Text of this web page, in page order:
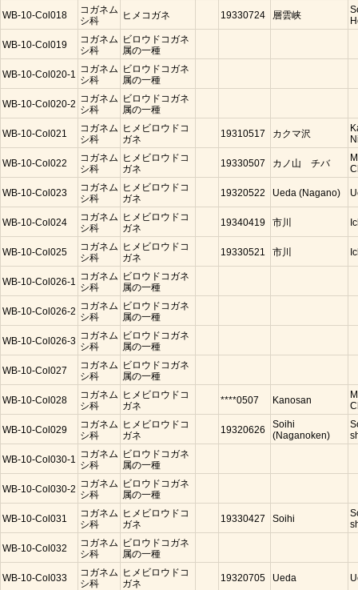
WB-10-Col018
コガネム
シ科
ヒメコガネ 19330724 層雲峡
WB-10-Col019
コガネム
シ科
ビロウドコガネ
属の一種
WB-10-Col020-1 コガネム
シ科
ビロウドコガネ
属の一種
WB-10-Col020-2 コガネム
シ科
ビロウドコガネ
属の一種
WB-10-Col021
コガネム
シ科
ヒメビロウドコ
ガネ
19310517 カクマ沢
WB-10-Col022
コガネム
シ科
ヒメビロウドコ
ガネ
19330507 カノ山 チバ
WB-10-Col023
コガネム
シ科
ヒメビロウドコ
ガネ
19320522 Ueda (Nagano)
WB-10-Col024
コガネム
シ科
ヒメビロウドコ
ガネ
19340419 市川
WB-10-Col025
コガネム
シ科
ヒメビロウドコ
ガネ
19330521 市川
WB-10-Col026-1 コガネム
シ科
ビロウドコガネ
属の一種
WB-10-Col026-2 コガネム
シ科
ビロウドコガネ
属の一種
WB-10-Col026-3 コガネム
シ科
ビロウドコガネ
属の一種
WB-10-Col027
コガネム
シ科
ビロウドコガネ
属の一種
WB-10-Col028
コガネム
シ科
ヒメビロウドコ
ガネ
****0507 Kanosan
WB-10-Col029
コガネム
シ科
ヒメビロウドコ
ガネ
19320626
Soihi
(Naganoken)
WB-10-Col030-1 コガネム
シ科
ビロウドコガネ
属の一種
WB-10-Col030-2 コガネム
シ科
ビロウドコガネ
属の一種
WB-10-Col031
コガネム
シ科
ヒメビロウドコ
ガネ
19330427 Soihi
WB-10-Col032
コガネム
シ科
ビロウドコガネ
属の一種
WB-10-Col033
コガネム
シ科
ヒメビロウドコ
ガネ
19320705 Ueda